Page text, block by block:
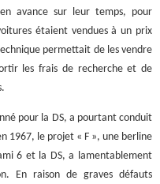
avance sur leur temps, pour
étaient vendues à un prix
permettait de les vendre
les frais de recherche et de
pour la DS, a pourtant conduit
1967, le projet « F », une berline
6 et la DS, a lamentablement
En raison de graves défauts